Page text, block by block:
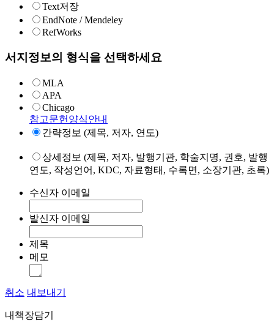
Text저장
EndNote / Mendeley
RefWorks
서지정보의 형식을 선택하세요
MLA
APA
Chicago
참고문헌양식안내
간략정보 (제목, 저자, 연도)
상세정보 (제목, 저자, 발행기관, 학술지명, 권호, 발행
연도, 작성언어, KDC, 자료형태, 수록면, 소장기관, 초록)
수신자 이메일
발신자 이메일
제목
메모
취소 내보내기
내책장담기